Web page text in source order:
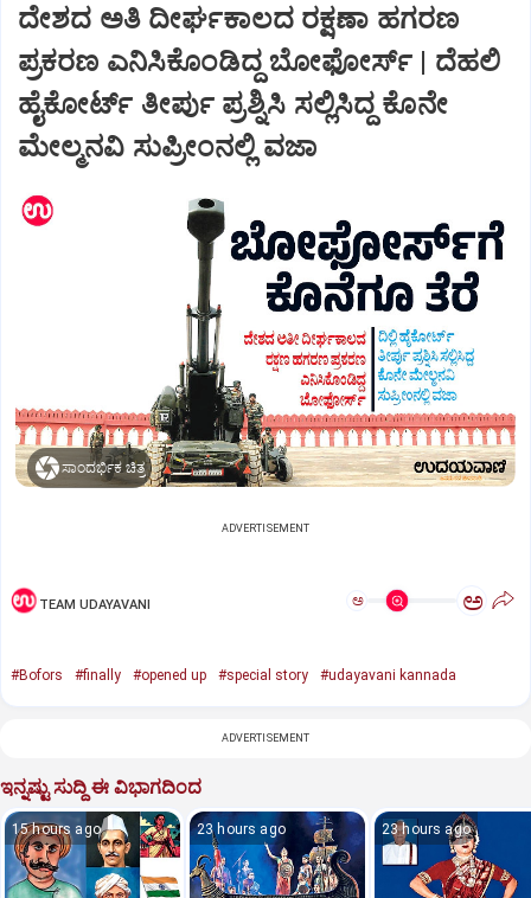
ದೇಶದ ಅತಿ ದೀರ್ಘಕಾಲದ ರಕ್ಷಣಾ ಹಗರಣ
ಪ್ರಕರಣ ಎನಿಸಿಕೊಂಡಿದ್ದ ಬೋಫೋರ್ಸ್‌ | ದೆಹಲಿ
ಹೈಕೋರ್ಟ್‌ ತೀರ್ಪು ಪ್ರಶ್ನಿಸಿ ಸಲ್ಲಿಸಿದ್ದ ಕೊನೇ
ಮೇಲ್ಮನವಿ ಸುಪ್ರೀಂನಲ್ಲಿ ವಜಾ
ಸಾಂದರ್ಭಿಕ ಚಿತ್ರ
ADVERTISEMENT
TEAM UDAYAVANI ಅ ಅ
#Bofors #finally #opened up #special story #udayavani kannada
ADVERTISEMENT
ಇನ್ನಷ್ಟು ಸುದ್ದಿ ಈ ವಿಭಾಗದಿಂದ
15 hours ago 23 hours ago 23 hours ago